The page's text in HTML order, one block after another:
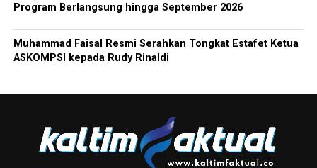
Program Berlangsung hingga September 2026
Muhammad Faisal Resmi Serahkan Tongkat Estafet Ketua
ASKOMPSI kepada Rudy Rinaldi